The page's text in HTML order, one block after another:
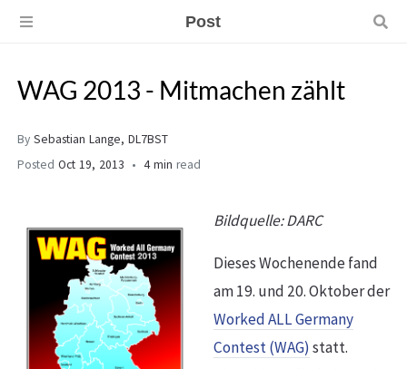
Post
WAG 2013 - Mitmachen zählt
By Sebastian Lange, DL7BST
Posted Oct 19, 2013 4 min read
Bildquelle: DARC
Dieses Wochenende fand
am 19. und 20. Oktober der
Worked ALL Germany
Contest (WAG) statt.